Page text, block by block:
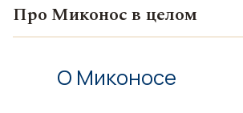
Про Миконос в целом
О Миконосе